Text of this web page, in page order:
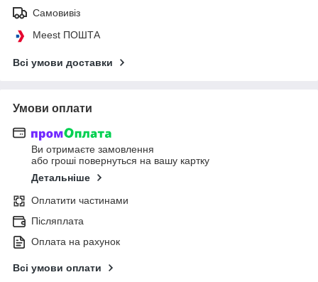
Самовивіз
Meest ПОШТА
Всі умови доставки
Умови оплати
Ви отримаєте замовлення
або гроші повернуться на вашу картку
Детальніше
Оплатити частинами
Післяплата
Оплата на рахунок
Всі умови оплати